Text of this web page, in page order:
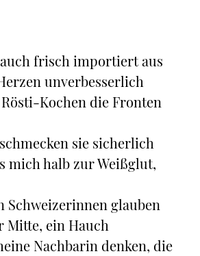
frisch importiert aus
unverbesserlich
Kochen die Fronten
sie sicherlich
mich halb zur Weißglut,
Schweizerinnen glauben
Mitte, ein Hauch
Nachbarin denken, die